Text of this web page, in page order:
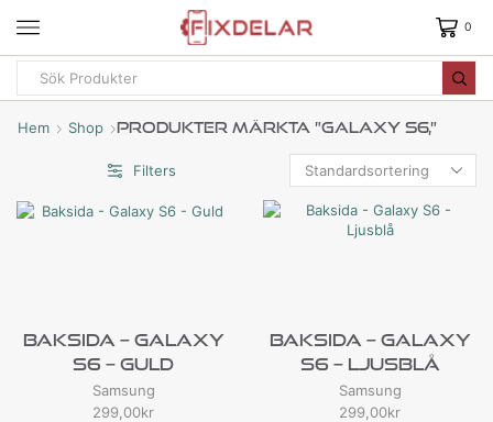
0
Hem Shop Produkter Märkta ”Galaxy S6,”
Filters
Baksida – Galaxy
S6 – Guld
Samsung
299,00kr
Baksida – Galaxy
S6 – Ljusblå
Samsung
299,00kr